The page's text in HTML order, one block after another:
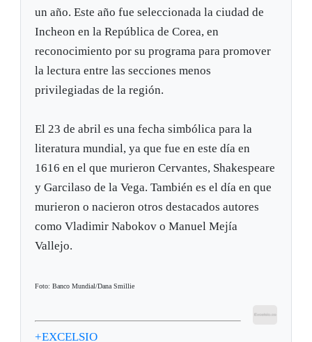
un año. Este año fue seleccionada la ciudad de
Incheon en la República de Corea, en
reconocimiento por su programa para promover
la lectura entre las secciones menos
privilegiadas de la región.
El 23 de abril es una fecha simbólica para la
literatura mundial, ya que fue en este día en
1616 en el que murieron Cervantes, Shakespeare
y Garcilaso de la Vega. También es el día en que
murieron o nacieron otros destacados autores
como Vladimir Nabokov o Manuel Mejía
Vallejo.
Foto: Banco Mundial/Dana Smillie
+EXCELSIO